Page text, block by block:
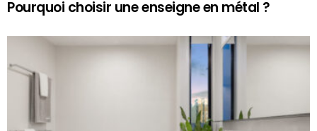
Pourquoi choisir une enseigne en métal ?